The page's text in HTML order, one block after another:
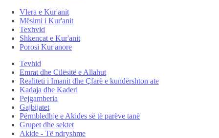
Vlera e Kur'anit
Mësimi i Kur'anit
Texhvid
Shkencat e Kur'anit
Porosi Kur'anore
Tevhid
Emrat dhe Cilësitë e Allahut
Realiteti i Imanit dhe Çfarë e kundërshton ate
Kadaja dhe Kaderi
Pejgamberia
Gajbijatet
Përmbledhje e Akides së të parëve tanë
Grupet dhe sektet
Akide - Të ndryshme